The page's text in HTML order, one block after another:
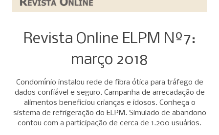
Revista Online ELPM Nº7:
março 2018
Condomínio instalou rede de fibra ótica para tráfego de
dados confiável e seguro. Campanha de arrecadação de
alimentos beneficiou crianças e idosos. Conheça o
sistema de refrigeração do ELPM. Simulado de abandono
contou com a participação de cerca de 1.200 usuários.